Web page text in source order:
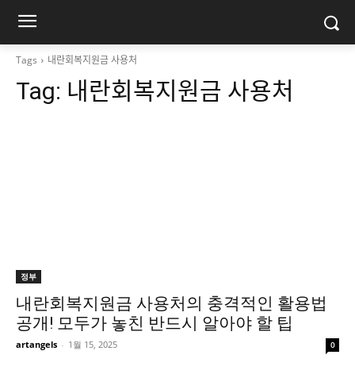
Tags 내란회복지원금 사용처
Tag: 내란회복지원금 사용처
정부
내란회복지원금 사용처의 충격적인 활용법
공개! 모두가 놓친 반드시 알아야 할 팁
artangels - 1월 15, 2025 0